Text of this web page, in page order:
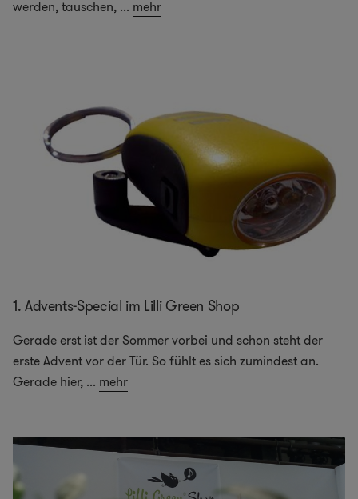
werden, tauschen, ... mehr
1. Advents-Special im Lilli Green Shop
Gerade erst ist der Sommer vorbei und schon steht der
erste Advent vor der Tür. So fühlt es sich zumindest an.
Gerade hier, ... mehr